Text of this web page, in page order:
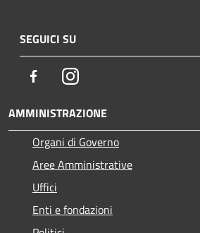
SEGUICI SU
FacebookInstagram
AMMINISTRAZIONE
Organi di Governo
Aree Amministrative
Uffici
Enti e fondazioni